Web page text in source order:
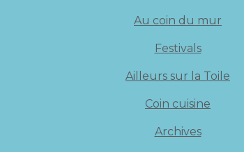
Au coin du mur
Festivals
Ailleurs sur la Toile
Coin cuisine
Archives